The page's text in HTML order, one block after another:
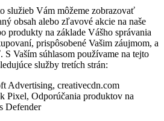
služieb Vám môžeme zobrazovať
obsah alebo zľavové akcie na naše
produkty na základe Vášho správania
prispôsobené Vašim záujmom, a
S Vaším súhlasom používame na tejto
služby tretích strán:
Advertising, creativecdn.com
Pixel, Odporúčania produktov na
Defender